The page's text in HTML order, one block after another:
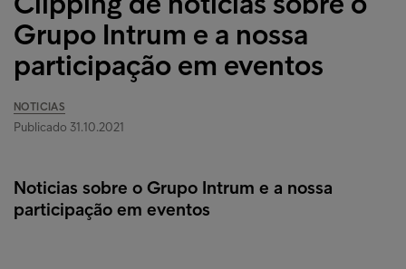
Grupo Intrum e a nossa
participação em eventos
NOTICIAS
Publicado 31.10.2021
Noticias sobre o Grupo Intrum e a nossa
participação em eventos